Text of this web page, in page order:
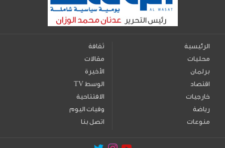
الرئيسية
محليات
برلمان
اقتصاد
خارجيات
رياضة
منوعات
ثقافة
مقالات
الأخيرة
TV الوسط
الافتتاحية
وفيات اليوم
اتصل بنا